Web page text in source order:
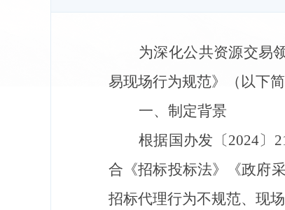
为深化公共资源交易
易现场行为规范》（以下
一、制定背景
根据国办发〔2024〕
合《招标投标法》《政府
招标代理行为不规范、 现